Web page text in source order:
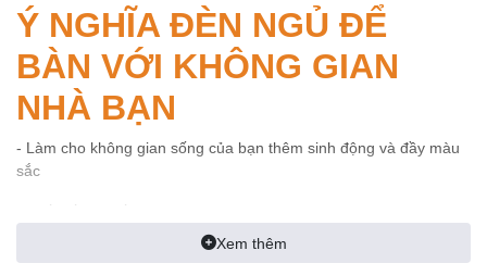
Ý NGHĨA ĐÈN NGỦ ĐỂ
BÀN VỚI KHÔNG GIAN
NHÀ BẠN
- Làm cho không gian sống của bạn thêm sinh động và đầy màu
sắc
-Thiết kế cao cấp và tiện dụng
- Tạo không khí thư giãn và sự ấm cúng ngay tại nhà. Nếu bạn là
Xem thêm